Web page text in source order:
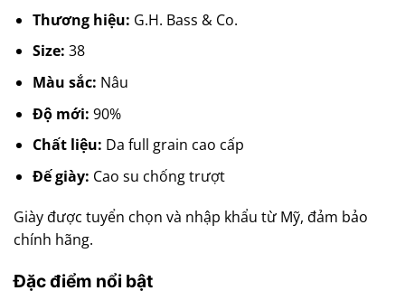
Thương hiệu: G.H. Bass & Co.
Size: 38
Màu sắc: Nâu
Độ mới: 90%
Chất liệu: Da full grain cao cấp
Đế giày: Cao su chống trượt
Giày được tuyển chọn và nhập khẩu từ Mỹ, đảm bảo
chính hãng.
Đặc điểm nổi bật